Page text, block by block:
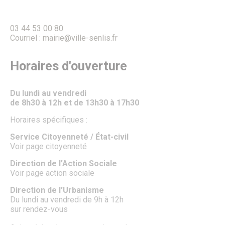
Travaux & démarches voirie
Démarches voirie
Financement des travaux anti-inondations pour les
particuliers
Sécurité publique
Numéros d’urgence & contacts utiles
Infos sécurité
Police municipale
Autres organes de sécurité publique
Protection animale
Influenza Aviaire
Propreté, Eau & Assainissement
Gestion de l’Eau
Gestion des déchets
Nettoyage des rues
Graffitis
03 44 53 00 80
Courriel : mairie@ville-senlis.fr
Horaires d'ouverture
Du lundi au vendredi
de 8h30 à 12h et de 13h30 à 17h30
Horaires spécifiques :
Service Citoyenneté / État-civil
Voir page citoyenneté
Direction de l’Action Sociale
Voir page action sociale
Direction de l’Urbanisme
Du lundi au vendredi de 9h à 12h
sur rendez-vous